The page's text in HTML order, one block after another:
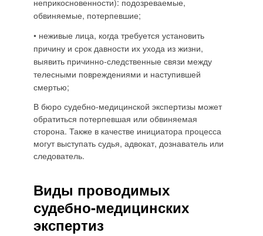
неприкосновенности): подозреваемые,
обвиняемые, потерпевшие;
• неживые лица, когда требуется установить
причину и срок давности их ухода из жизни,
выявить причинно-следственные связи между
телесными повреждениями и наступившей
смертью;
В бюро судебно-медицинской экспертизы может
обратиться потерпевшая или обвиняемая
сторона. Также в качестве инициатора процесса
могут выступать судья, адвокат, дознаватель или
следователь.
Виды проводимых
судебно-медицинских
экспертиз